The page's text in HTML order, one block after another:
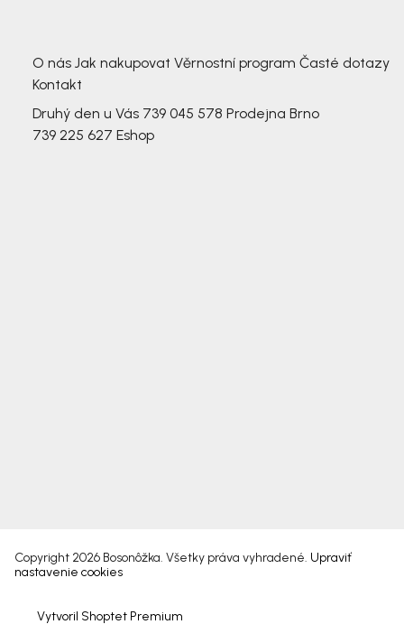
O nás Jak nakupovat Věrnostní program Časté dotazy
Kontakt
Druhý den u Vás 739 045 578 Prodejna Brno
739 225 627 Eshop
Vytvoril Shoptet Premium
Copyright 2026 Bosonôžka. Všetky práva vyhradené. Upraviť
nastavenie cookies